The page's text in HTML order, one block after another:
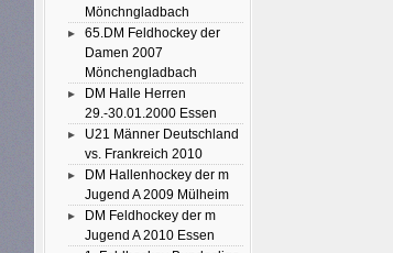
Mönchngladbach
65.DM Feldhockey der
Damen 2007
Mönchengladbach
DM Halle Herren
29.-30.01.2000 Essen
U21 Männer Deutschland
vs. Frankreich 2010
DM Hallenhockey der m
Jugend A 2009 Mülheim
DM Feldhockey der m
Jugend A 2010 Essen